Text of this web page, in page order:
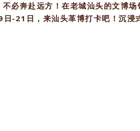
必奔赴远方！在老城汕头的文博场
-21日，来汕头革博打卡吧！沉浸